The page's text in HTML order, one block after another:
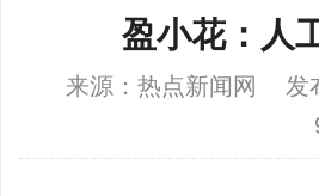
盈小花：人
来源：热点新闻网